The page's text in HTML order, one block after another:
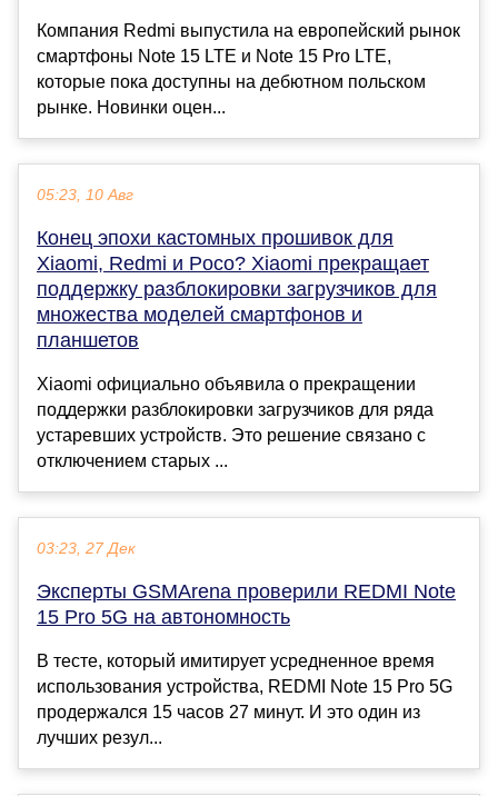
Компания Redmi выпустила на европейский рынок
смартфоны Note 15 LTE и Note 15 Pro LTE,
которые пока доступны на дебютном польском
рынке. Новинки оцен...
05:23, 10 Авг
Конец эпохи кастомных прошивок для
Xiaomi, Redmi и Poco? Xiaomi прекращает
поддержку разблокировки загрузчиков для
множества моделей смартфонов и
планшетов
Xiaomi официально объявила о прекращении
поддержки разблокировки загрузчиков для ряда
устаревших устройств. Это решение связано с
отключением старых ...
03:23, 27 Дек
Эксперты GSMArena проверили REDMI Note
15 Pro 5G на автономность
В тесте, который имитирует усредненное время
использования устройства, REDMI Note 15 Pro 5G
продержался 15 часов 27 минут. И это один из
лучших резул...